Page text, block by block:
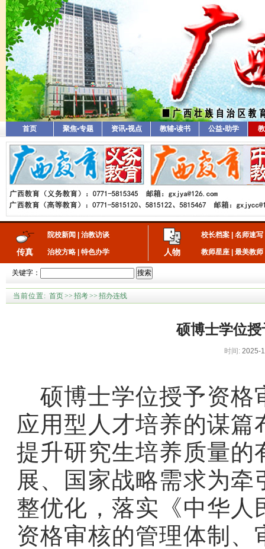
首页 聚焦•专题 资讯•视点 教辅•读书 公益•助学
传真
院校新闻 治教访谈
治校方略 特色办学 人物
校长档案 名师速写
教师星座 最美教师
关键字： 搜索
当前位置: 首页>> 招考>> 招办连线
硕博士学位
时间: 2025-
硕博士学位授予资格
应用型人才培养的谋
提升研究生培养质量的
展、国家战略需求为
整优化，落实《中华人
资格审核的管理体制